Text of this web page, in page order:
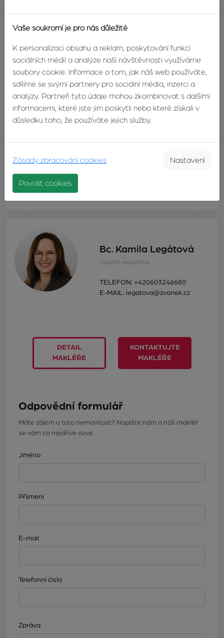
Celková podlahová
52m²
Vlastnictví osobní
Stav objektu dobrý
Balkon ano, 2m²
Bc. Kamila Legátová
realitní makléřka
TELEFON: +420603246680
E-MAIL: legatova@zvonek.cz
DETAIL
MAKLÉŘE
KONTAKTUJTE
MAKLÉŘE
Odpovědní formulář
Máte zájem o tuto nemovitost? Napište nám a náš makléř
se vám co nejdříve ozve.
Jméno
Příjmení
E-mail
Telefonní číslo
Zpráva
Vaše soukromí je pro nás důležité
K personalizaci obsahu a reklam, poskytování funkcí
sociálních médií a analýze naší návštěvnosti využíváme
soubory cookie. Informace o tom, jak náš web používáte,
sdílíme se svými partnery pro sociální média, inzerci a
analýzy. Partneři tyto údaje mohou zkombinovat s dalšími
informacemi, které jste jim poskytli nebo které získali v
důsledku toho, že používáte jejich služby.
Zásady zpracování cookies Nastavení
Povolit cookies